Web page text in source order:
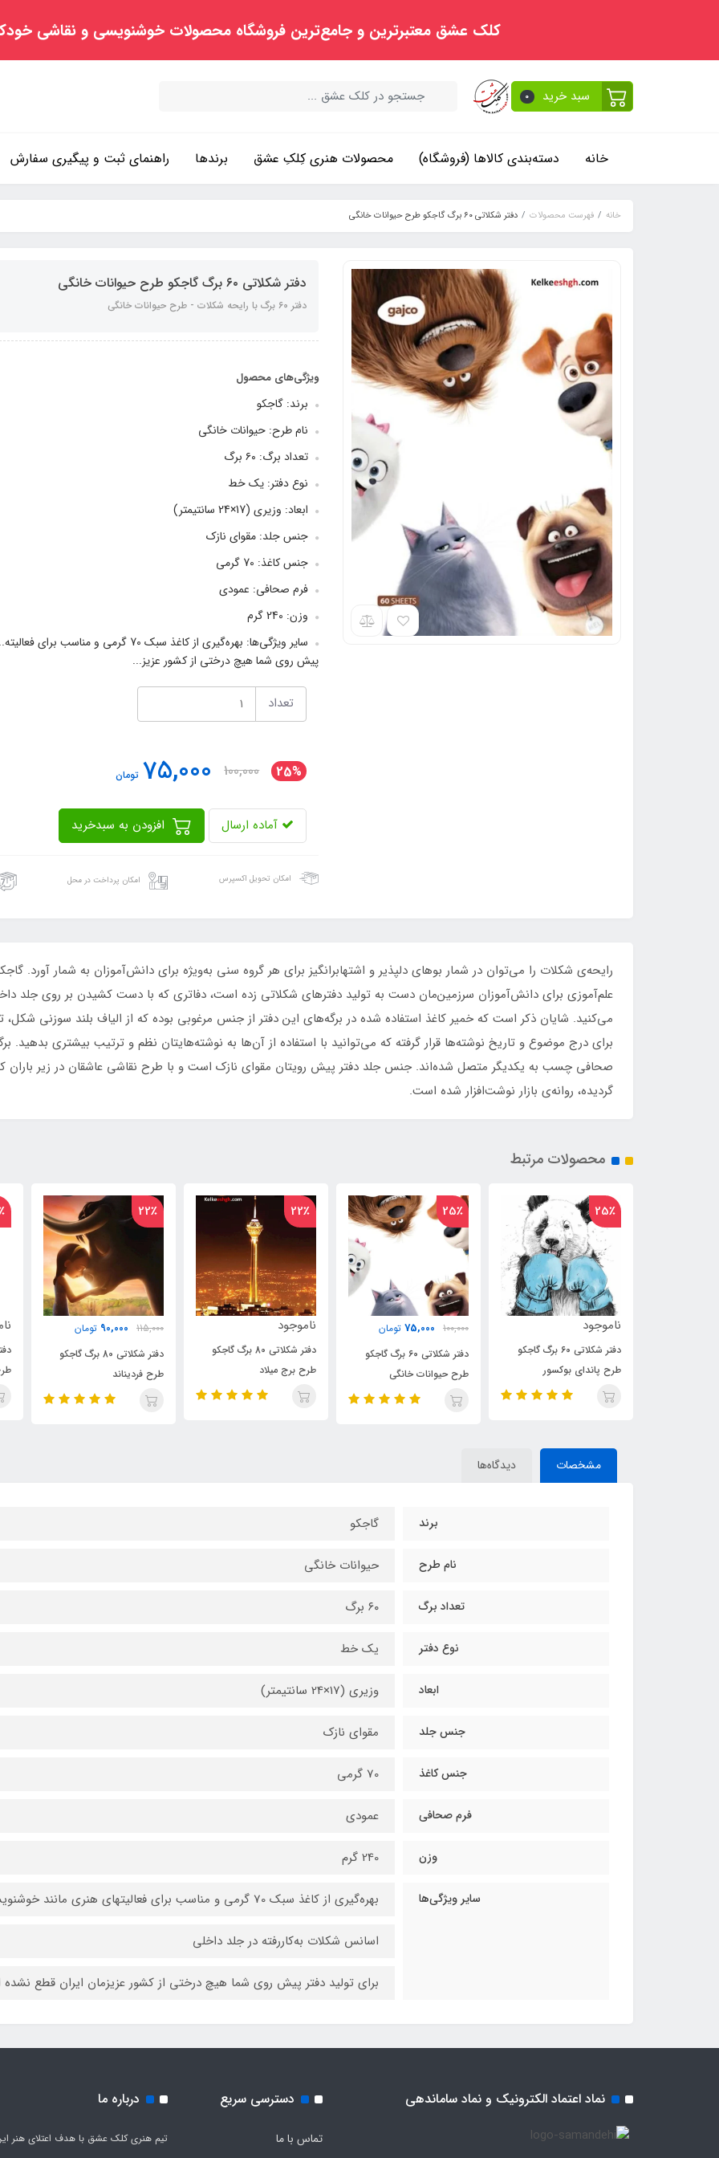
کلک عشق معتبرترین و جامع‌ترین فروشگاه محصولات خوشنویسی و نقاشی
سبد خرید 0
خانه دسته‌بندی کالاها (فروشگاه) محصولات هنری کِلکِ عشق برندها راهنمای ثبت و پیگیری سفارش
خانه فهرست محصولات دفتر شکلاتی ۶۰ برگ گاجکو طرح حیوانات خانگی
دفتر شکلاتی ۶۰ برگ گاجکو طرح حیوانات خانگی
دفتر ۶۰ برگ با رایحه شکلات - طرح حیوانات خانگی
ویژگی‌های محصول
برند: گاجکو
نام طرح: حیوانات خانگی
تعداد برگ: ۶۰ برگ
نوع دفتر: یک خط
ابعاد: وزیری (17×24 سانتیمتر)
جنس جلد: مقوای نازک
جنس کاغذ: 70 گرمی
فرم صحافی: عمودی
وزن: 240 گرم
سایر ویژگی‌ها: بهره‌گیری از کاغذ سبک 70
پیش روی شما هیچ درختی از کشور عزیز...
تعداد
25%
100,000
75,000 تومان
آماده ارسال
امکان تحویل اکسپرس امکان پرداخت در محل
رایحه‌ی شکلات را می‌توان در شمار بوهای دلپذیر و اشتها‌برانگیز برای هر گروه سنی به‌ویژه برای دانش‌آموزان به شمار آورد.
علم‌آموزی برای دانش‌آموزان سرزمین‌مان دست به تولید دفترهای شکلاتی زده است، دفاتری که با دست کشیدن بر روی جلد
می‌کنید. شایان‌ ذکر است که خمیر کاغذ استفاده شده در برگه‌های این دفتر از جنس مرغوبی بوده که از الیاف بلند سوزنی
گردیده، روانه‌ی بازار نوشت‌افزار شده است.
محصولات مرتبط
25٪
100,000
75,000
دفتر شکلاتی ۶۰ برگ گاجکو
طرح حیوانات خانگی
22٪
ناموجود
دفتر شکلاتی 80 برگ گاجکو
طرح برج میلاد
22٪
115,000
90,000
دفتر شکلاتی 80 برگ گاجکو
طرح فردیناند
22٪
ناموجود
دفتر شکلاتی ۸۰ برگ گاجکو
طرح پری کوچولو
مشخصات دیدگاه‌ها
برند گاجکو
نام طرح حیوانات خانگی
تعداد برگ ۶۰ برگ
نوع دفتر یک خط
ابعاد وزیری (17×24 سانتیمتر)
جنس جلد مقوای نازک
جنس کاغذ 70 گرمی
فرم صحافی عمودی
وزن 240 گرم
سایر ویژگی‌ها بهره‌گیری از کاغذ سبک 70 گرمی و مناسب برای فعالیتهای هنری مانند خوشنویسی
اسانس شکلات به‌کاررفته در جلد داخلی
برای تولید دفتر پیش روی شما هیچ درختی از کشور عزیزمان ایران قطع
نماد اعتماد الکترونیک و نماد ساماندهی دسترسی سریع
تماس با ما
درباره ما
تیم هنری کلک عشق با هدف اعتلای هنر